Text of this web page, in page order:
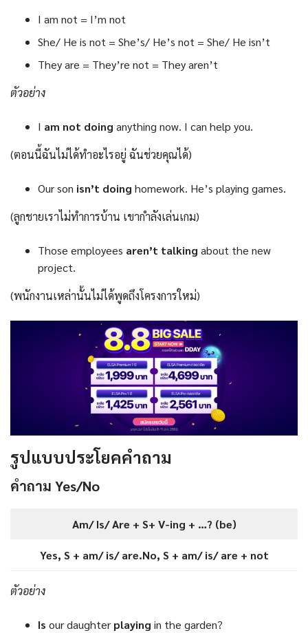
I am not = I’m not
She/ He is not = She’s/ He’s not = She/ He isn’t
They are = They’re not = They aren’t
ตัวอย่าง
I am not doing anything now. I can help you.
(ตอนนี้ฉันไม่ได้ทำอะไรอยู่ ฉันช่วยคุณได้)
Our son isn’t doing homework. He’s playing games.
(ลูกชายเราไม่ทำการบ้าน เขากำลังเล่นเกม)
Those employees aren’t talking about the new
project.
(พนักงานเหล่านั้นไม่ได้พูดถึงโครงการใหม่)
รูปแบบประโยคคำถาม
คำถาม Yes/No
Am/ Is/ Are + S+ V-ing + …? (be)
Yes, S + am/ is/ are.No, S + am/ is/ are + not
ตัวอย่าง
Is our daughter playing in the garden?